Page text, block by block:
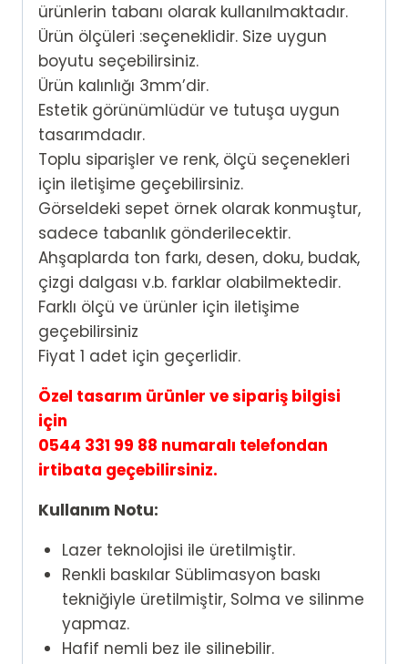
ürünlerin tabanı olarak kullanılmaktadır.
Ürün ölçüleri :seçeneklidir. Size uygun
boyutu seçebilirsiniz.
Ürün kalınlığı 3mm’dir.
Estetik görünümlüdür ve tutuşa uygun
tasarımdadır.
Toplu siparişler ve renk, ölçü seçenekleri
için iletişime geçebilirsiniz.
Görseldeki sepet örnek olarak konmuştur,
sadece tabanlık gönderilecektir.
Ahşaplarda ton farkı, desen, doku, budak,
çizgi dalgası v.b. farklar olabilmektedir.
Farklı ölçü ve ürünler için iletişime
geçebilirsiniz
Fiyat 1 adet için geçerlidir.
Özel tasarım ürünler ve sipariş bilgisi
için
0544 331 99 88 numaralı telefondan
irtibata geçebilirsiniz.
Kullanım Notu:
Lazer teknolojisi ile üretilmiştir.
Renkli baskılar Süblimasyon baskı
tekniğiyle üretilmiştir, Solma ve silinme
yapmaz.
Hafif nemli bez ile silinebilir.